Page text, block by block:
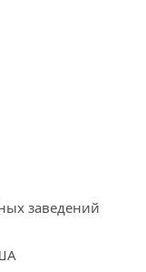
заведений